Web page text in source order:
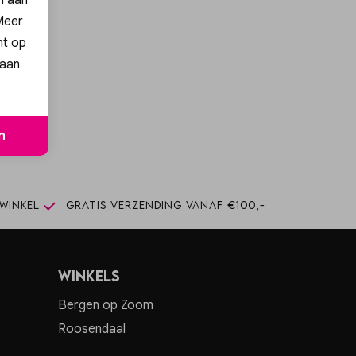
Gratis verzending vanaf €100,-
Winkels
Bergen op Zoom
Roosendaal
op